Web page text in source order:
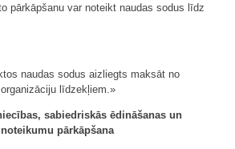
pārkāpšanu var noteikt naudas sodus līdz
naudas sodus aizliegts maksāt no
līdzekļiem.»
sabiedriskās ēdināšanas un
pārkāpšana